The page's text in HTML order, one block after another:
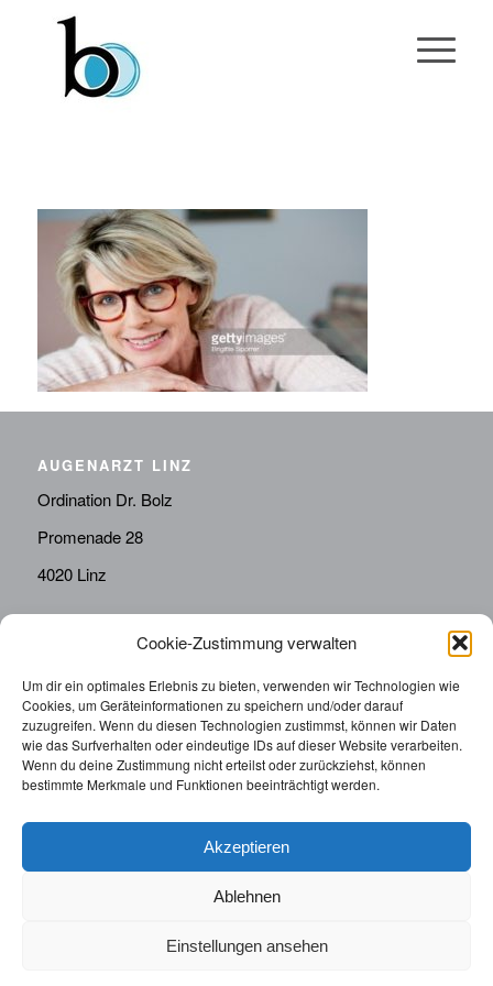
Cookie-Zustimmung verwalten
Um dir ein optimales Erlebnis zu bieten, verwenden wir Technologien wie
Cookies, um Geräteinformationen zu speichern und/oder darauf
zuzugreifen. Wenn du diesen Technologien zustimmst, können wir Daten
wie das Surfverhalten oder eindeutige IDs auf dieser Website verarbeiten.
Wenn du deine Zustimmung nicht erteilst oder zurückziehst, können
bestimmte Merkmale und Funktionen beeinträchtigt werden.
Akzeptieren
Ablehnen
Einstellungen ansehen
AUGENARZT LINZ
Ordination Dr. Bolz
Promenade 28
4020 Linz
Telefon:
0676814287655
sekretariat@drbolz.at
ORDINATIONSZEITEN
Telefonische Terminvereinbarung: Montag – Freitag von
© 2025 | Augenarzt Dr. Bolz |Impressum